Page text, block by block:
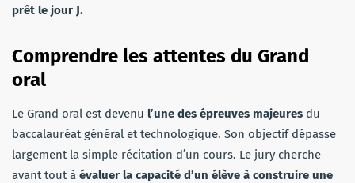
prêt le jour J.
Comprendre les attentes du Grand
oral
Le Grand oral est devenu l’une des épreuves majeures du
baccalauréat général et technologique. Son objectif dépasse
largement la simple récitation d’un cours. Le jury cherche
avant tout à évaluer la capacité d’un élève à construire une